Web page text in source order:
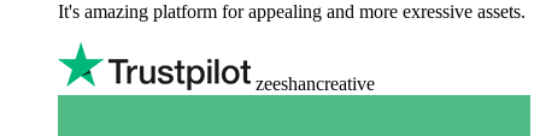
It's amazing platform for appealing and more exressive assets.
zeeshancreative